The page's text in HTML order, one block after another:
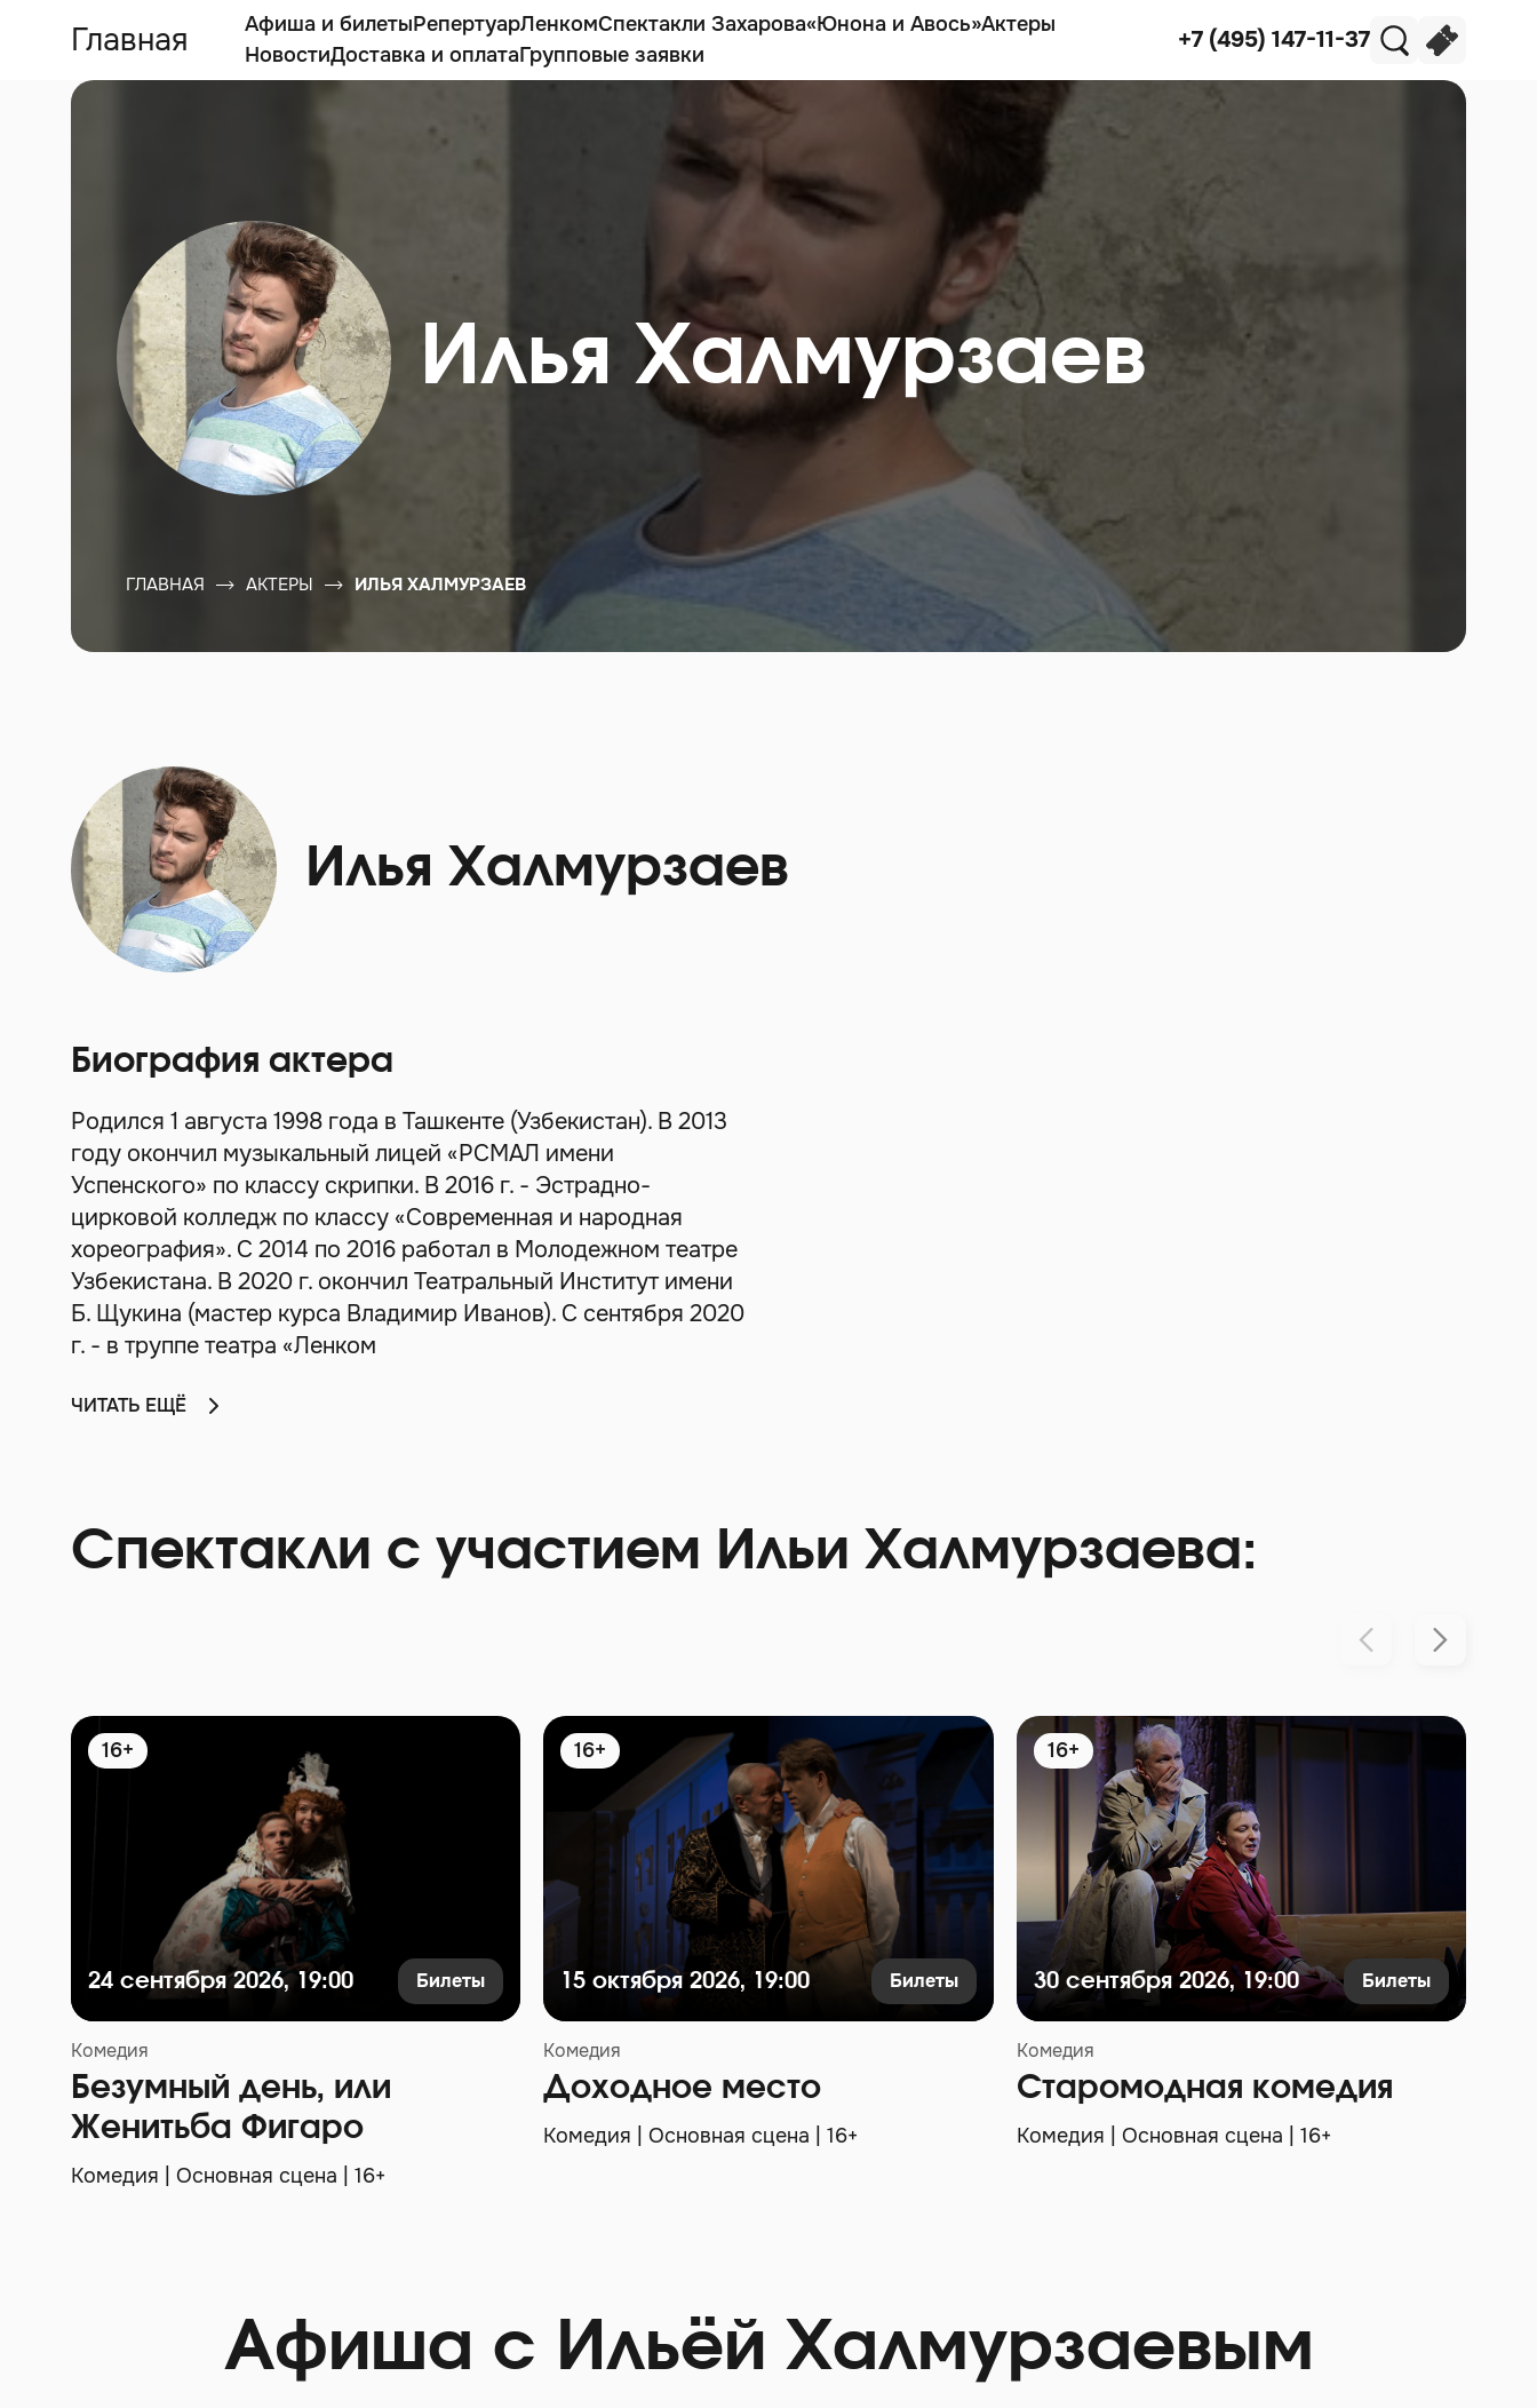
Главная Афиша и билетыРепертуарЛенкомСпектакли Захарова«Юнона и Авось»Актеры
НовостиДоставка и оплатаГрупповые заявки
+7 (495) 147-11-37
Илья Халмурзаев
ГЛАВНАЯ АКТЕРЫ ИЛЬЯ ХАЛМУРЗАЕВ
Илья Халмурзаев
Биография актера
Родился 1 августа 1998 года в Ташкенте (Узбекистан). В 2013
году окончил музыкальный лицей «РСМАЛ имени
Успенского» по классу скрипки. В 2016 г. - Эстрадно-
цирковой колледж по классу «Современная и народная
хореография». С 2014 по 2016 работал в Молодежном театре
Узбекистана. В 2020 г. окончил Театральный Институт имени
Б. Щукина (мастер курса Владимир Иванов). С сентября 2020
г. - в труппе театра «Ленком
ЧИТАТЬ ЕЩЁ
Спектакли с участием Ильи Халмурзаева:
16+
24 сентября 2026, 19:00 Билеты
Комедия
Безумный день, или
Женитьба Фигаро
Комедия | Основная сцена | 16+
16+
15 октября 2026, 19:00 Билеты
Комедия
Доходное место
Комедия | Основная сцена | 16+
16+
30 сентября 2026, 19:00 Билеты
Комедия
Старомодная комедия
Комедия | Основная сцена | 16+
Афиша с Ильёй Халмурзаевым